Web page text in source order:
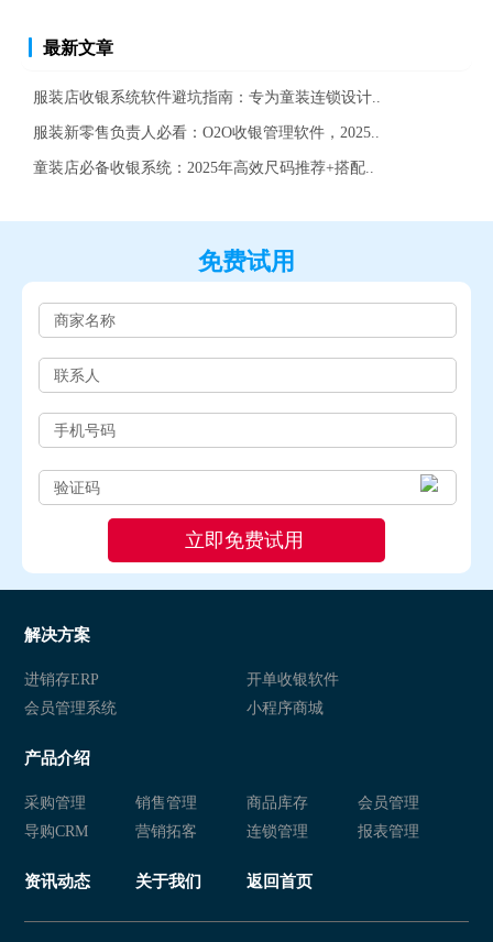
最新文章
服装店收银系统软件避坑指南：专为童装连锁设计..
服装新零售负责人必看：O2O收银管理软件，2025..
童装店必备收银系统：2025年高效尺码推荐+搭配..
免费试用
解决方案
进销存ERP
开单收银软件
会员管理系统
小程序商城
产品介绍
采购管理 销售管理 商品库存
会员管理
导购CRM
营销拓客 连锁管理 报表管理
资讯动态 关于我们 返回首页